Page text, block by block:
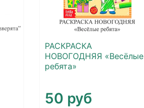
РАСКРАСКА
НОВОГОДНЯЯ «Весёлые
ребята»
50 руб